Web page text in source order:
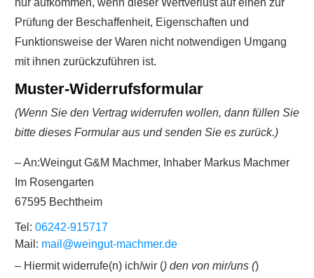
Prüfung der Beschaffenheit, Eigenschaften und
Funktionsweise der Waren nicht notwendigen Umgang
mit ihnen zurückzuführen ist.
Muster-Widerrufsformular
(Wenn Sie den Vertrag widerrufen wollen, dann füllen Sie
bitte dieses Formular aus und senden Sie es zurück.)
– An:Weingut G&M Machmer, Inhaber Markus Machmer
Im Rosengarten
67595 Bechtheim
Tel: 06242-915717
Mail: mail@weingut-machmer.de
– Hiermit widerrufe(n) ich/wir () den von mir/uns ()